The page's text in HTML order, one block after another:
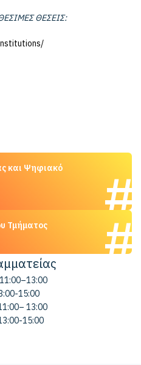
ΘΕΣΕΙΣ:
και Ψηφιακό
Τμήματος
15:00
13:00
15:00